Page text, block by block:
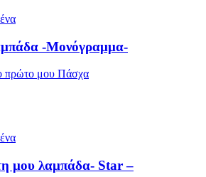
-Μονόγραμμα-
πρώτο μου Πάσχα
μου λαμπάδα- Star –